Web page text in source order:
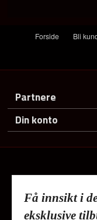
Forside Bli
Partnere
Din konto
Frakt
Få innsikt i
eksklusive